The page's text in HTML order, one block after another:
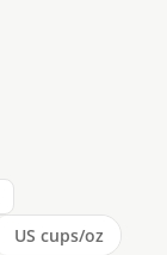
US cups/oz